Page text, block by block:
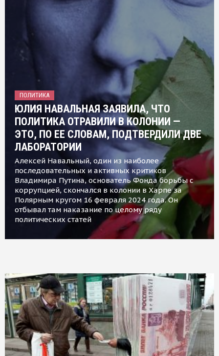
ПОЛИТИКА
ЮЛИЯ НАВАЛЬНАЯ ЗАЯВИЛА, ЧТО
ПОЛИТИКА ОТРАВИЛИ В КОЛОНИИ —
ЭТО, ПО ЕЕ СЛОВАМ, ПОДТВЕРДИЛИ ДВЕ
ЛАБОРАТОРИИ
Алексей Навальный, один из наиболее
последовательных и активных критиков
Владимира Путина, основатель Фонда борьбы с
коррупцией, скончался в колонии в Харпе за
Полярным кругом 16 февраля 2024 года. Он
отбывал там наказание по целому ряду
политических статей